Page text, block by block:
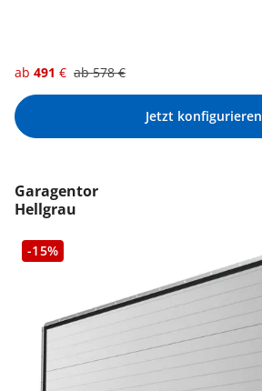
ab 491 € ab578€
Jetzt konfigurieren
Garagentor
Hellgrau
-15%